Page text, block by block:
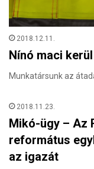
2018.12.11.
Nínó maci
Munkatársunk az
2018.11.23.
Mikó-ügy – Az
református
az igazát